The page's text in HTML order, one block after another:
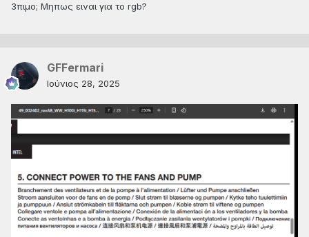
3πιμο; Μηπως ειναι για το rgb?
GFFermari
Ιούνιος 28, 2025